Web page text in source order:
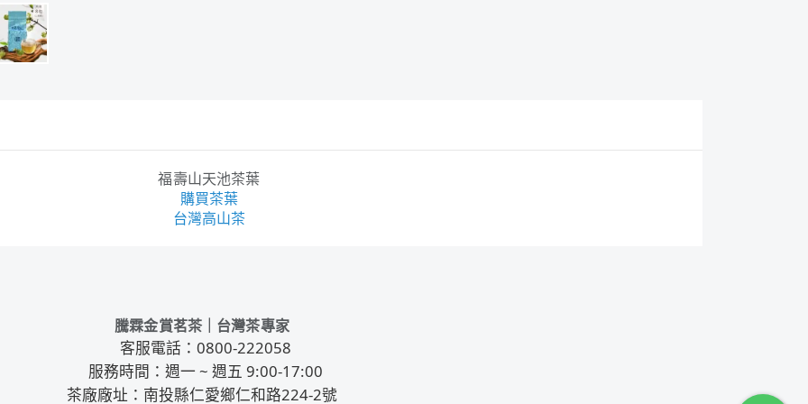
騰霖金賞茗茶｜台灣茶專家
客服電話：0800-222058
服務時間：週一 ~ 週五 9:00-17:00
茶廠廠址：南投縣仁愛鄉仁和路224-2號